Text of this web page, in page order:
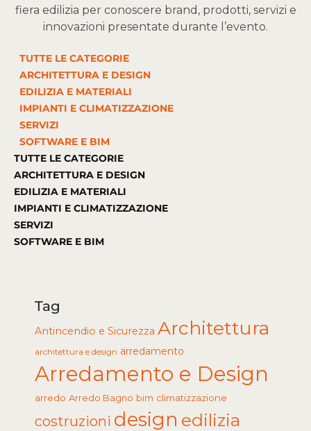
fiera edilizia per conoscere brand, prodotti, servizi e
innovazioni presentate durante l’evento.
TUTTE LE CATEGORIE
ARCHITETTURA E DESIGN
EDILIZIA E MATERIALI
IMPIANTI E CLIMATIZZAZIONE
SERVIZI
SOFTWARE E BIM
TUTTE LE CATEGORIE
ARCHITETTURA E DESIGN
EDILIZIA E MATERIALI
IMPIANTI E CLIMATIZZAZIONE
SERVIZI
SOFTWARE E BIM
Tag
Antincendio e Sicurezza Architettura
architettura e design arredamento
Arredamento e Design
arredo Arredo Bagno bim climatizzazione
costruzioni design edilizia